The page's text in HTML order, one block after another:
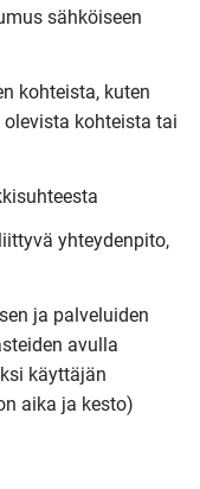
sähköiseen
kohteista, kuten
kohteista tai
yhteydenpito,
ja palveluiden
avulla
käyttäjän
aika ja kesto)